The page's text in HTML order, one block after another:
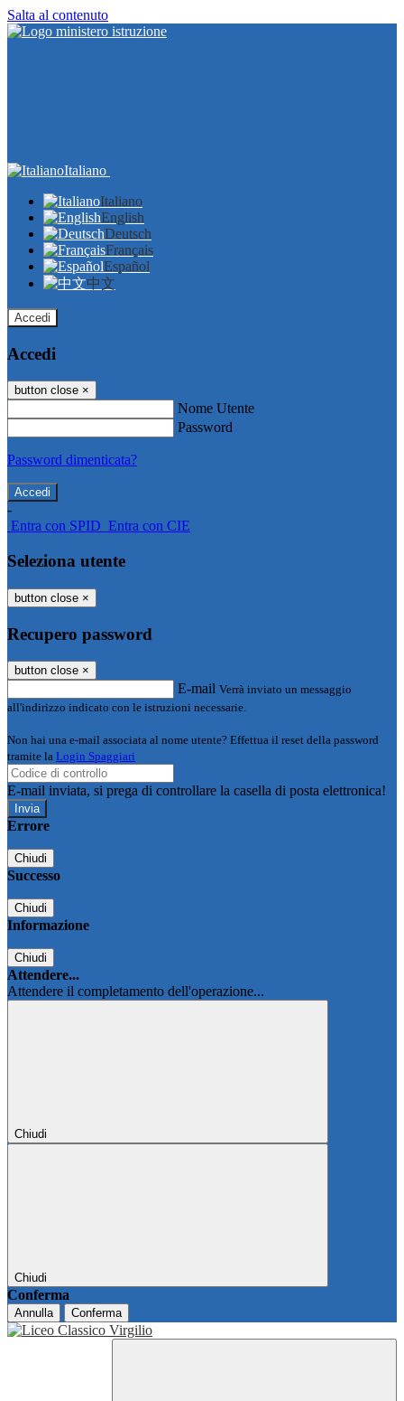
Salta al contenuto
Italiano
Italiano
English
Deutsch
Français
Español
中文
Accedi
Accedi
button close ×
Nome Utente
Password
Password dimenticata?
-
Entra con SPID Entra con CIE
Seleziona utente
button close ×
Recupero password
button close ×
E-mail Verrà inviato un messaggio
all'indirizzo indicato con le istruzioni necessarie.
Non hai una e-mail associata al nome utente? Effettua il reset della password
tramite la Login Spaggiari
E-mail inviata, si prega di controllare la casella di posta elettronica!
Errore
Chiudi
Successo
Chiudi
Informazione
Chiudi
Attendere...
Attendere il completamento dell'operazione...
Chiudi
Chiudi
Conferma
Annulla Conferma